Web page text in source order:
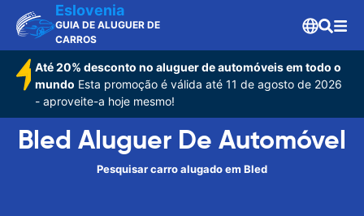
Eslovenia
GUIA DE ALUGUER DE
CARROS
Até 20% desconto no aluguer de automóveis em todo o
mundo Esta promoção é válida até 11 de agosto de 2026
- aproveite-a hoje mesmo!
Bled Aluguer De Automóvel
Pesquisar carro alugado em Bled